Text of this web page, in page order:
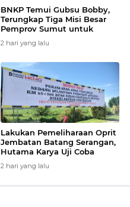
BNKP Temui Gubsu Bobby,
Terungkap Tiga Misi Besar
Pemprov Sumut untuk
2 hari yang lalu
Lakukan Pemeliharaan Oprit
Jembatan Batang Serangan,
Hutama Karya Uji Coba
Binjai–Langsa
2 hari yang lalu